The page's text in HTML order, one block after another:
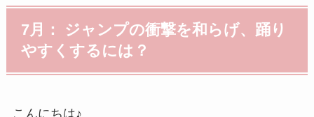
7月： ジャンプの衝撃を和らげ、踊り
やすくするには？
こんにちは♪